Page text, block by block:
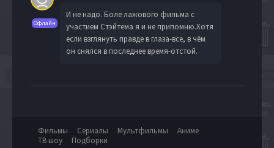
Офлайн
И не надо. Боле лажового фильма с
участием Стэйтема я и не припомню.Хотя
если взглянуть правде в глаза-все, в чём
он снялся в последнее время-отстой.
Фильмы Сериалы Мультфильмы
Аниме
ТВ шоу
Подборки